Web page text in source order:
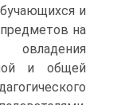
и
на
и общей